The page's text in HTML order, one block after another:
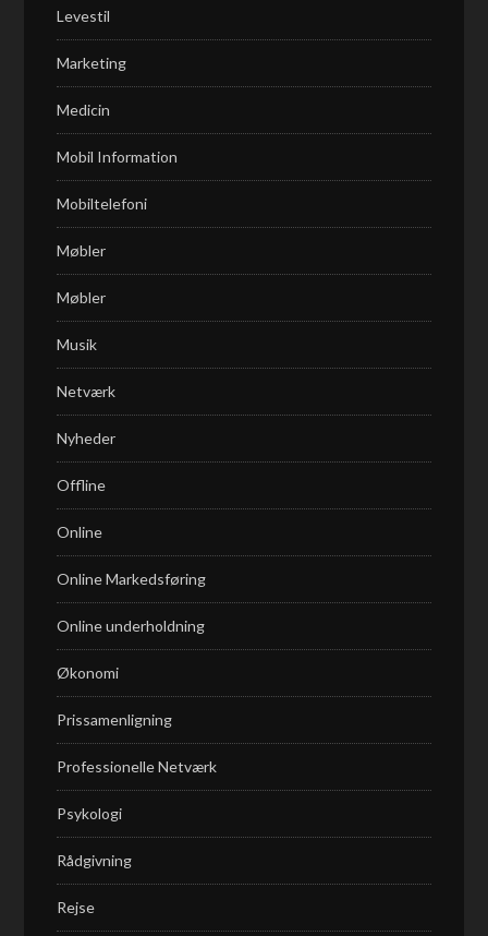
Levestil
Marketing
Medicin
Mobil Information
Mobiltelefoni
Møbler
Møbler
Musik
Netværk
Nyheder
Offline
Online
Online Markedsføring
Online underholdning
Økonomi
Prissamenligning
Professionelle Netværk
Psykologi
Rådgivning
Rejse